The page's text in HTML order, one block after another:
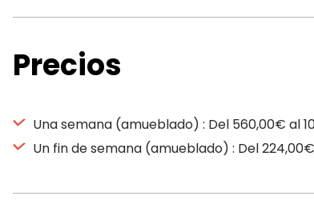
Precios
Una semana (amueblado) : Del 560,00€ al
Un fin de semana (amueblado) : Del